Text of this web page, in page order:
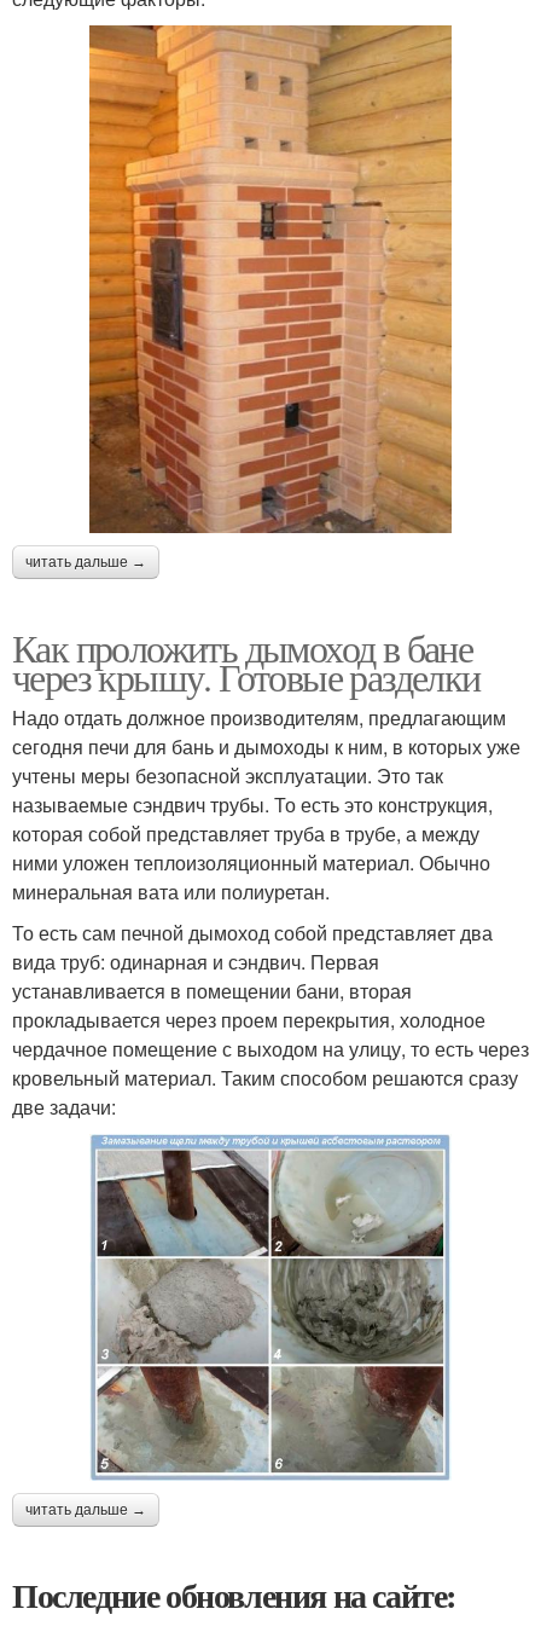
читать дальше →
Как проложить дымоход в бане
через крышу. Готовые разделки
Надо отдать должное производителям, предлагающим
сегодня печи для бань и дымоходы к ним, в которых уже
учтены меры безопасной эксплуатации. Это так
называемые сэндвич трубы. То есть это конструкция,
которая собой представляет труба в трубе, а между
ними уложен теплоизоляционный материал. Обычно
минеральная вата или полиуретан.
То есть сам печной дымоход собой представляет два
вида труб: одинарная и сэндвич. Первая
устанавливается в помещении бани, вторая
прокладывается через проем перекрытия, холодное
чердачное помещение с выходом на улицу, то есть через
кровельный материал. Таким способом решаются сразу
две задачи:
читать дальше →
Последние обновления на сайте: